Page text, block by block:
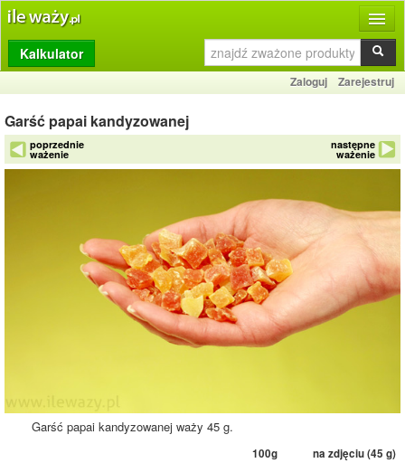
Produkty
Dziennik
Przelicznik
Porównywarka
Kalkulator
Zaloguj Zarejestruj
Garść papai kandyzowanej
poprzednie
ważenie
następne
ważenie
Garść papai kandyzowanej waży 45 g.
100g na zdjęciu (45 g)